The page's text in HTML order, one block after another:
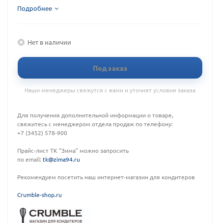
Подробнее
Нет в наличии
Под заказ
Наши менеджеры свяжутся с вами и уточнят условия заказа
Для получения дополнительной информации о товаре,
свяжитесь с менеджером отдела продаж по телефону:
+7 (3452) 578-900
Прайс-лист ТК "Зима" можно запросить
по email: tk@zima94.ru
Рекомендуем посетить наш интернет-магазин для кондитеров
Crumble-shop.ru